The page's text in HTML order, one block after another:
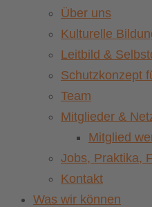
Über uns
Kulturelle
Leitbild &
Schutzkonzept
Team
Mitglieder &
Mitglied
Jobs, Praktika,
Kontakt
Was wir können